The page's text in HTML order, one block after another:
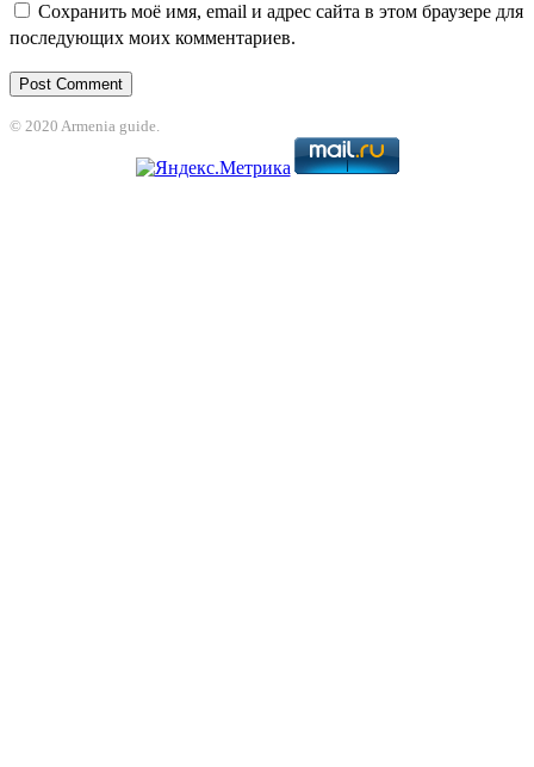
Сохранить моё имя, email и адрес сайта в этом браузере для
последующих моих комментариев.
© 2020 Armenia guide.